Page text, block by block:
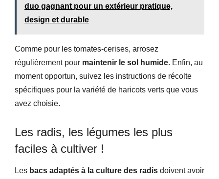
duo gagnant pour un extérieur pratique,
design et durable
Comme pour les tomates-cerises, arrosez
régulièrement pour maintenir le sol humide. Enfin, au
moment opportun, suivez les instructions de récolte
spécifiques pour la variété de haricots verts que vous
avez choisie.
Les radis, les légumes les plus
faciles à cultiver !
Les bacs adaptés à la culture des radis doivent avoir